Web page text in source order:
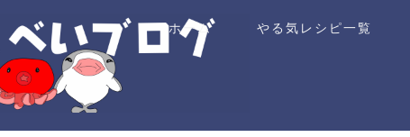
ホーム やる気レシピ一覧